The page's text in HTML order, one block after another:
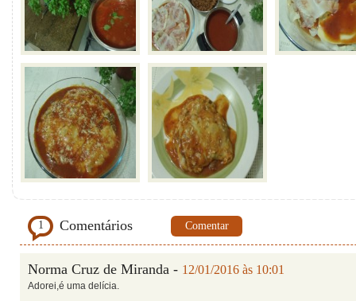
1 Comentários Comentar
Norma Cruz de Miranda - 12/01/2016 às 10:01
Adorei,é uma delícia.